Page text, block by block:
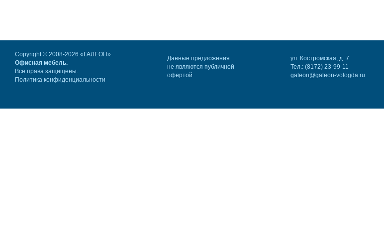
Copyright © 2008-2026 «ГАЛЕОН»
Офисная мебель.
Все права защищены.
Политика конфиденциальности
Данные предложения
не являются публичной
офертой
ул. Костромская, д. 7
Тел.: (8172) 23-99-11
galeon@galeon-vologda.ru